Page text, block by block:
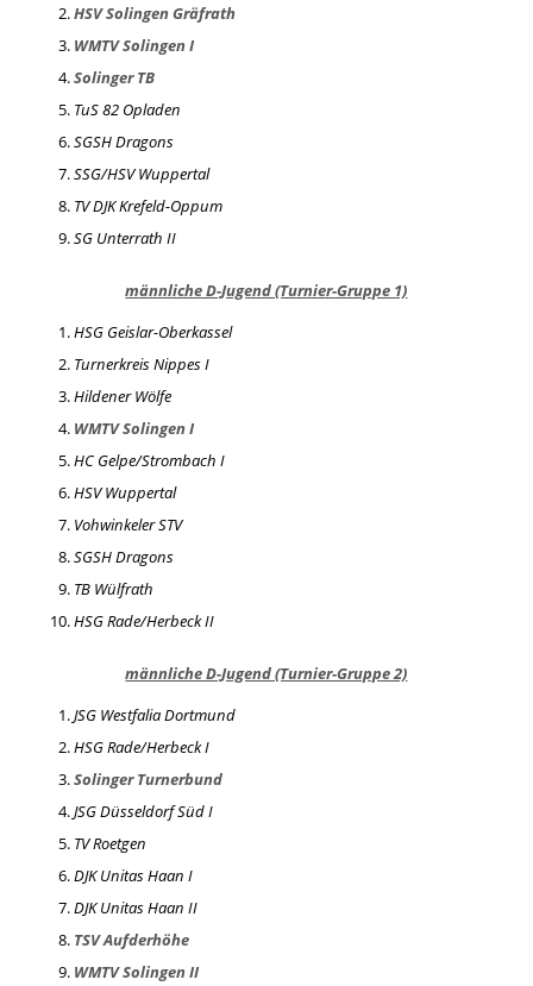
HSV Solingen Gräfrath
WMTV Solingen I
Solinger TB
TuS 82 Opladen
SGSH Dragons
SSG/HSV Wuppertal
TV DJK Krefeld-Oppum
SG Unterrath II
männliche D-Jugend (Turnier-Gruppe 1)
HSG Geislar-Oberkassel
Turnerkreis Nippes I
Hildener Wölfe
WMTV Solingen I
HC Gelpe/Strombach I
HSV Wuppertal
Vohwinkeler STV
SGSH Dragons
TB Wülfrath
HSG Rade/Herbeck II
männliche D-Jugend (Turnier-Gruppe 2)
JSG Westfalia Dortmund
HSG Rade/Herbeck I
Solinger Turnerbund
JSG Düsseldorf Süd I
TV Roetgen
DJK Unitas Haan I
DJK Unitas Haan II
TSV Aufderhöhe
WMTV Solingen II